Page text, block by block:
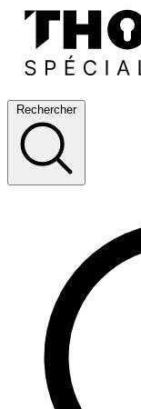
Rechercher